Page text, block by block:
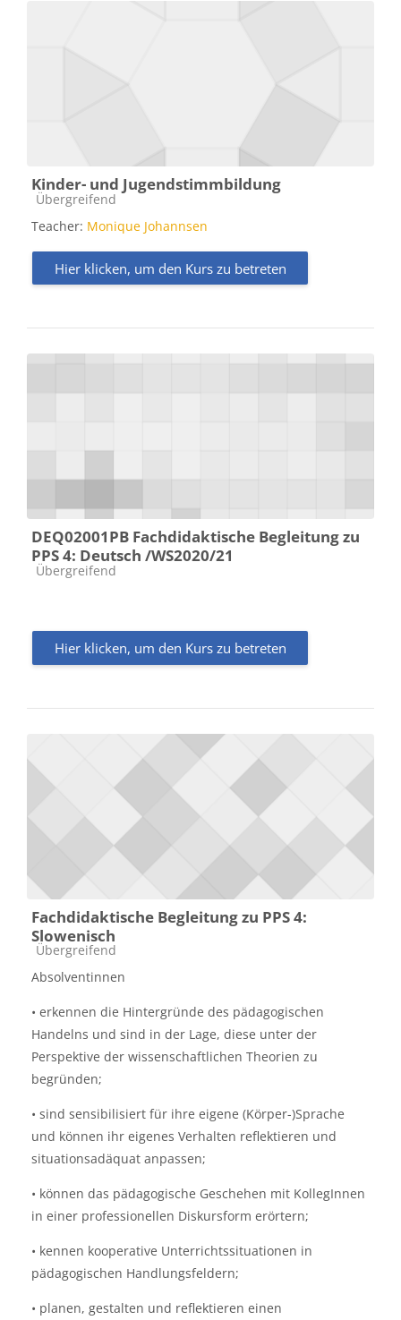
Kinder- und Jugendstimmbildung
Kursbereich
Übergreifend
Teacher: Monique Johannsen
Hier klicken, um den Kurs zu betreten
DEQ02001PB Fachdidaktische Begleitung zu
PPS 4: Deutsch /WS2020/21
Kursbereich
Übergreifend
Hier klicken, um den Kurs zu betreten
Fachdidaktische Begleitung zu PPS 4:
Slowenisch
Kursbereich
Übergreifend
Absolventinnen
• erkennen die Hintergründe des pädagogischen
Handelns und sind in der Lage, diese unter der
Perspektive der wissenschaftlichen Theorien zu
begründen;
• sind sensibilisiert für ihre eigene (Körper-)Sprache
und können ihr eigenes Verhalten reflektieren und
situationsadäquat anpassen;
• können das pädagogische Geschehen mit KollegInnen
in einer professionellen Diskursform erörtern;
• kennen kooperative Unterrichtssituationen in
pädagogischen Handlungsfeldern;
• planen, gestalten und reflektieren einen